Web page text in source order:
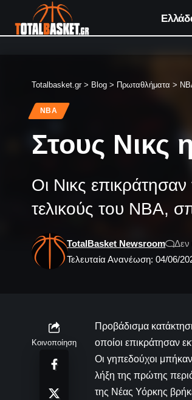
Totalbasket.gr> Blog > Πρωταθλήματα >
NBA
Στους
Οι Νικς
τελικούς του ΝΒΑ,
Τελευταία Ανανέωση: 04/06/
TotalBasket Newsroom Δεν
Κοινοποίηση
Προβάδισμα
οποίοι επικράτησαν
Οι γηπεδούχοι
λήξη της πρώτης
της Νέας Υόρκης